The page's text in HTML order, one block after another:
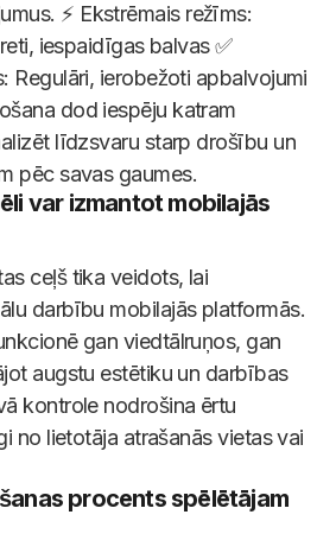
⚡ Ekstrēmais režīms:
iespaidīgas balvas ✅
Regulāri, ierobežoti apbalvojumi
dod iespēju katram
līdzsvaru starp drošību un
pēc savas gaumes.
var izmantot mobilajās
ceļš tika veidots, lai
darbību mobilajās platformās.
gan viedtālruņos, gan
augstu estētiku un darbības
kontrole nodrošina ērtu
no lietotāja atrašanās vietas vai
procents spēlētājam